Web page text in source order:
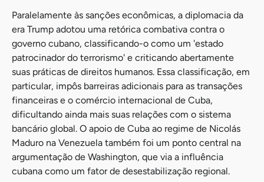
Paralelamente às sanções econômicas, a diplomacia da
era Trump adotou uma retórica combativa contra o
governo cubano, classificando-o como um 'estado
patrocinador do terrorismo' e criticando abertamente
suas práticas de direitos humanos. Essa classificação, em
particular, impôs barreiras adicionais para as transações
financeiras e o comércio internacional de Cuba,
dificultando ainda mais suas relações com o sistema
bancário global. O apoio de Cuba ao regime de Nicolás
Maduro na Venezuela também foi um ponto central na
argumentação de Washington, que via a influência
cubana como um fator de desestabilização regional.